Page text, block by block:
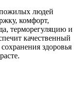
людей
комфорт,
терморегуляцию и
качественный
здоровья